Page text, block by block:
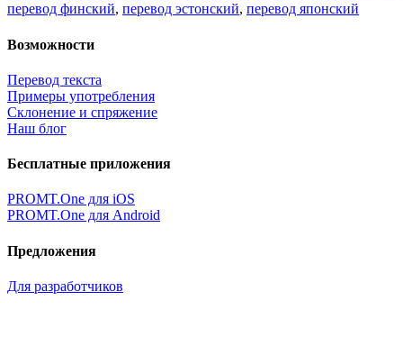
перевод финский, перевод эстонский, перевод японский
Возможности
Перевод текста
Примеры употребления
Склонение и спряжение
Наш блог
Бесплатные приложения
PROMT.One для iOS
PROMT.One для Android
Предложения
Для разработчиков